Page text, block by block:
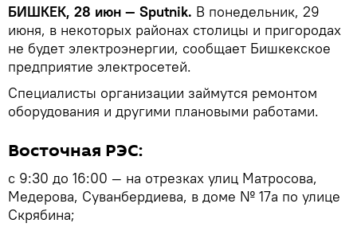
БИШКЕК, 28 июн — Sputnik. В понедельник, 29
июня, в некоторых районах столицы и пригородах
не будет электроэнергии, сообщает Бишкекское
предприятие электросетей.
Специалисты организации займутся ремонтом
оборудования и другими плановыми работами.
Восточная РЭС:
с 9:30 до 16:00 — на отрезках улиц Матросова,
Медерова, Суванбердиева, в доме № 17а по улице
Скрябина;